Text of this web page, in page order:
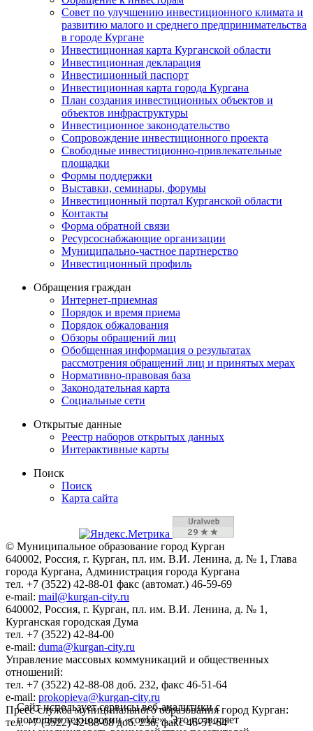
Совет по улучшению инвестиционного климата и
развитию малого и среднего предпринимательства
в городе Кургане
Инвестиционная карта Курганской области
Инвестиционная декларация
Инвестиционный паспорт
Инвестиционная карта города Кургана
План создания инвестиционных объектов и
объектов инфраструктуры
Инвестиционное законодательство
Сопровождение инвестиционного проекта
Свободные инвестиционно-привлекательные
площадки
Формы поддержки
Выставки, семинары, форумы
Инвестиционный портал Курганской области
Контакты
Форма обратной связи
Ресурсоснабжающие организации
Муниципально-частное партнерство
Инвестиционный профиль
Обращения граждан
Интернет-приемная
Порядок и время приема
Порядок обжалования
Обзоры обращений лиц
Обобщенная информация о результатах
рассмотрения обращений лиц и принятых мерах
Нормативно-правовая база
Законодательная карта
Социальные сети
Открытые данные
Реестр наборов открытых данных
Интерактивные карты
Поиск
Поиск
Карта сайта
© Муниципальное образование город Курган
640002, Россия, г. Курган, пл. им. В.И. Ленина, д. № 1, Глава
города Кургана, Администрация города Кургана
тел. +7 (3522) 42-88-01 факс (автомат.) 46-59-69
e-mail: mail@kurgan-city.ru
640002, Россия, г. Курган, пл. им. В.И. Ленина, д. № 1,
Курганская городская Дума
тел. +7 (3522) 42-84-00
e-mail: duma@kurgan-city.ru
Управление массовых коммуникаций и общественных
отношений:
тел. +7 (3522) 42-88-08 доб. 232, факс 46-51-64
e-mail: prokopieva@kurgan-city.ru
Пресс-служба муниципального образования город Курган:
тел. +7 (3522) 42-88-08 доб. 236, факс 46-51-64
Сайт использует сервисы веб-аналитики с
помощью технологии «cookie». Это позволяет